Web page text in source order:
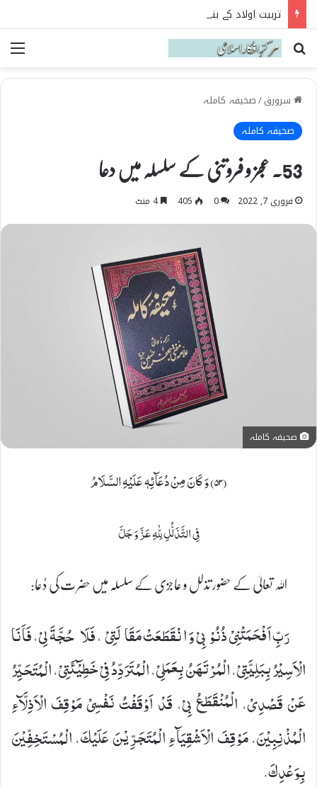
تربیت اولاد کے بنیادی اصول نہج البلاغہ کی روشنی میں
Search for
سرورق/صحیفہ کاملہ
صحیفہ کاملہ
53۔ عجز و فروتنی کے سلسلہ میں دعا
فروری 7, 2022 0
405
صحیفہ کاملہ
(۵۳) وَ كَانَ مِنْ دُعَآئِهٖ عَلَیْهِ السَّلَامُ
فِی التَّذَلُّلِ لِلّٰهِ عَزَّ وَ جَلَّ
اللہ تعالیٰ کے حضور تذلل و عاجزی کے سلسلہ میں حضرت ؑکی دُعا:
رَبِّ اَفْحَمَتْنِیْ ذُنُوْبِیْ وَ انْقَطَعَتْ مَقَالَتِیْ، فَلَا حُجَّةَ لِیْ، فَاَنَا
الْاَسِیْرُ بِبَلِیَّتِیْ، الْمُرْتَهَنُ بِعَمَلِیْ، الْمُتَرَدِّدُ فِیْ خَطِیْٓئَتِیْ، الْمُتَحَیِّرُ
عَنْ قَصْدِیْ، الْمُنْقَطَعُ بِیْ، قَدْ اَوْقَفْتُ نَفْسِیْ مَوْقِفَ الْاَذِلَّآءِ
الْمُذْنِبِیْنَ، مَوْقِفَ الْاَشْقِیَآءِ الْمُتَجَرِّیْنَ عَلَیْكَ، الْمُسْتَخِفِّیْنَ
بِوَعْدِكَ.